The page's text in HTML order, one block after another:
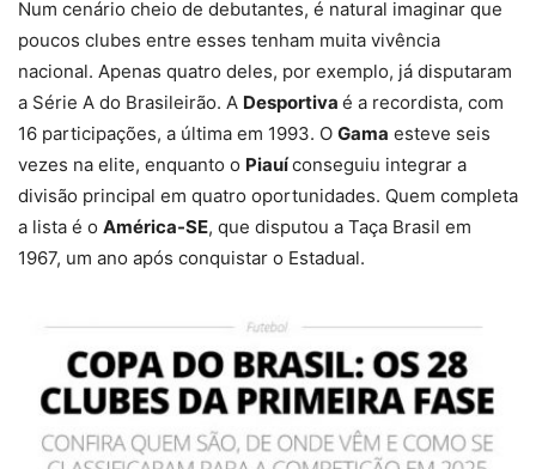
Num cenário cheio de debutantes, é natural imaginar que
poucos clubes entre esses tenham muita vivência
nacional. Apenas quatro deles, por exemplo, já disputaram
a Série A do Brasileirão. A Desportiva é a recordista, com
16 participações, a última em 1993. O Gama esteve seis
vezes na elite, enquanto o Piauíconseguiu integrar a
divisão principal em quatro oportunidades. Quem completa
a lista é o América-SE, que disputou a Taça Brasil em
1967, um ano após conquistar o Estadual.